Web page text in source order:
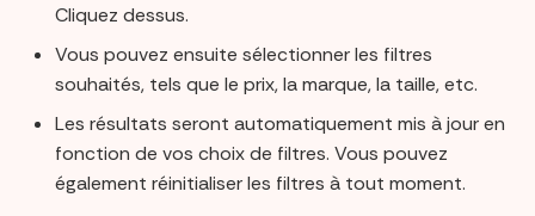
Cliquez dessus.
Vous pouvez ensuite sélectionner les filtres
souhaités, tels que le prix, la marque, la taille, etc.
Les résultats seront automatiquement mis à jour en
fonction de vos choix de filtres. Vous pouvez
également réinitialiser les filtres à tout moment.